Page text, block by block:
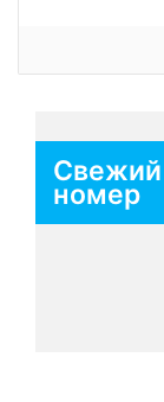
Свежий
номер